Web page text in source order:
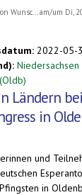
Wunsc...
am/um Di,
2022-05-
Niedersachsen
Ländern bei
in
und
in